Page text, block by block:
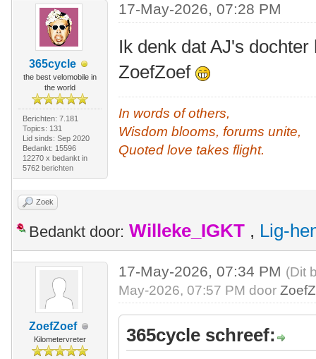
365cycle
the best velomobile in
the world
Berichten: 7.181
Topics: 131
Lid sinds: Sep 2020
Bedankt: 15596
12270 x bedankt in
5762 berichten
17-May-2026, 07:28 PM
Ik denk dat AJ's
ZoefZoef
In words of others,
Wisdom blooms, forums unite,
Quoted love takes flight.
Zoek
Bedankt door: Willeke_IGKT , Lig-
ZoefZoef
Kilometervreter
17-May-2026, 07:34 PM (Dit
May-2026, 07:57 PM door
365cycle schreef: